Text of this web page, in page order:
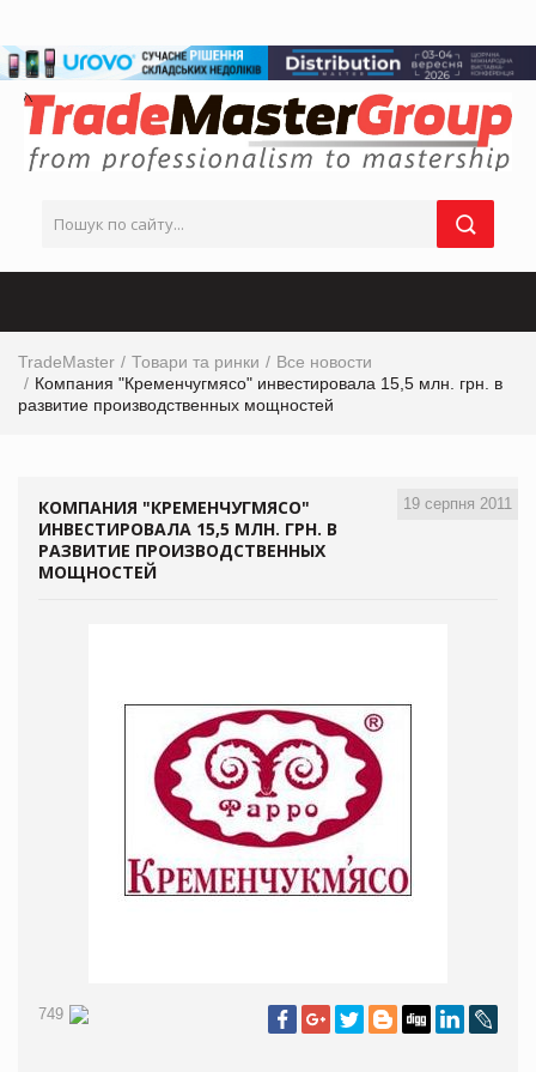
TradeMaster Товари та ринки
Все новости
Компания "Кременчугмясо" инвестировала 15,5 млн. грн. в
развитие производственных мощностей
19 серпня 2011
КОМПАНИЯ "КРЕМЕНЧУГМЯСО"
ИНВЕСТИРОВАЛА 15,5 МЛН. ГРН. В
РАЗВИТИЕ ПРОИЗВОДСТВЕННЫХ
МОЩНОСТЕЙ
749